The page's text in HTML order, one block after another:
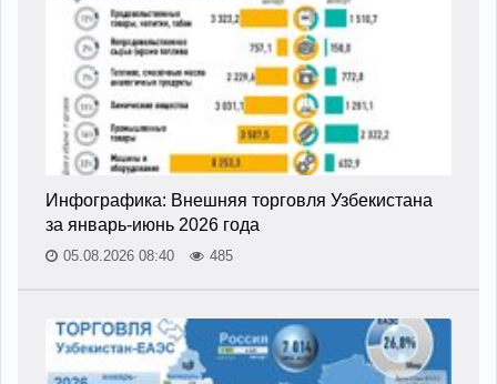
Инфографика: Внешняя торговля Узбекистана
за январь-июнь 2026 года
05.08.2026 08:40 485